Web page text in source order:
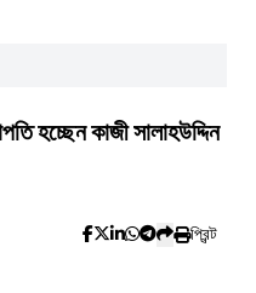
হচ্ছেন কাজী সালাহউদ্দিন
প্রিন্ট